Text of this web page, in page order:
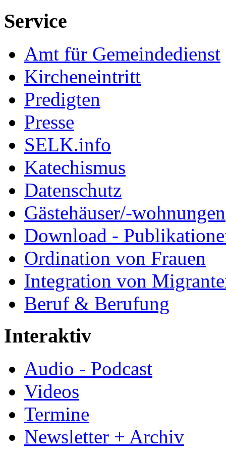
Service
Amt für Gemeindedienst
Kircheneintritt
Predigten
Presse
SELK.info
Katechismus
Datenschutz
Gästehäuser/-wohnungen
Download -
Ordination von Frauen
Integration von
Beruf & Berufung
Interaktiv
Audio - Podcast
Videos
Termine
Newsletter + Archiv